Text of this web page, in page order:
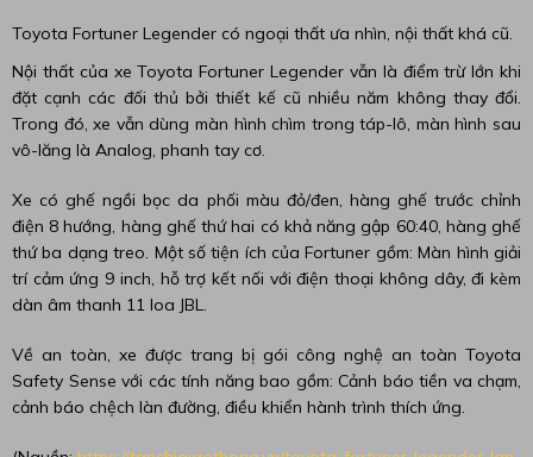
Toyota Fortuner Legender có ngoại thất ưa nhìn, nội thất khá cũ.
Nội thất của xe Toyota Fortuner Legender vẫn là điểm trừ lớn khi
đặt cạnh các đối thủ bởi thiết kế cũ nhiều năm không thay đổi.
Trong đó, xe vẫn dùng màn hình chìm trong táp-lô, màn hình sau
vô-lăng là Analog, phanh tay cơ.
Xe có ghế ngồi bọc da phối màu đỏ/đen, hàng ghế trước chỉnh
điện 8 hướng, hàng ghế thứ hai có khả năng gập 60:40, hàng ghế
thứ ba dạng treo. Một số tiện ích của Fortuner gồm: Màn hình giải
trí cảm ứng 9 inch, hỗ trợ kết nối với điện thoại không dây, đi kèm
dàn âm thanh 11 loa JBL.
Về an toàn, xe được trang bị gói công nghệ an toàn Toyota
Safety Sense với các tính năng bao gồm: Cảnh báo tiền va chạm,
cảnh báo chệch làn đường, điều khiển hành trình thích ứng.